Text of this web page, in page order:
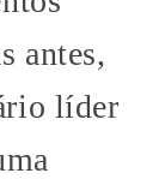
antes,
líder